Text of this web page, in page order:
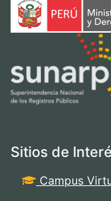
Sitios de
Campus